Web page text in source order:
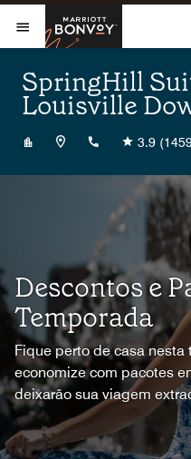
Skip to Content
Abrir menu
Marriott
SpringHill
Louisville
+15025697373
3.9
Descontos e
Temporada
Fique perto de casa nesta
economize com pacotes
deixarão sua viagem